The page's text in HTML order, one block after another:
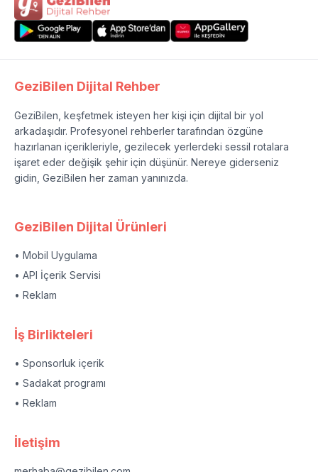
GeziBilen Dijital Rehber
GeziBilen, keşfetmek isteyen her kişi için dijital bir yol
arkadaşıdır. Profesyonel rehberler tarafından özgüne
hazırlanan içerikleriyle, gezilecek yerlerdeki sessil rotalara
işaret eder değişik şehir için düşünür. Nereye giderseniz
gidin, GeziBilen her zaman yanınızda.
GeziBilen Dijital Ürünleri
• Mobil Uygulama
• API İçerik Servisi
• Reklam
İş Birlikteleri
• Sponsorluk içerik
• Sadakat programı
• Reklam
İletişim